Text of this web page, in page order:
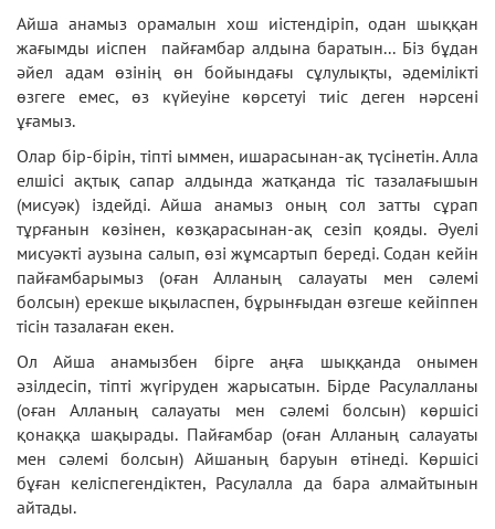
Айша анамыз орамалын хош иістендіріп, одан шыққан
жағымды иіспен пайғамбар алдына баратын... Біз бұдан
әйел адам өзінің өн бойындағы сұлулықты, әдемілікті
өзгеге емес, өз күйеуіне көрсетуі тиіс деген нәрсені
ұғамыз.
Олар бір-бірін, тіпті ыммен, ишарасынан-ақ түсінетін. Алла
елшісі ақтық сапар алдында жатқанда тіс тазалағышын
(мисуәк) іздейді. Айша анамыз оның сол затты сұрап
тұрғанын көзінен, көзқарасынан-ақ сезіп қояды. Әуелі
мисуәкті аузына салып, өзі жұмсартып береді. Содан кейін
пайғамбарымыз (оған Алланың салауаты мен сәлемі
болсын) ерекше ықыласпен, бұрынғыдан өзгеше кейіппен
тісін тазалаған екен.
Ол Айша анамызбен бірге аңға шыққанда онымен
әзілдесіп, тіпті жүгіруден жарысатын. Бірде Расулалланы
(оған Алланың салауаты мен сәлемі болсын) көршісі
қонаққа шақырады. Пайғамбар (оған Алланың салауаты
мен сәлемі болсын) Айшаның баруын өтінеді. Көршісі
бұған келіспегендіктен, Расулалла да бара алмайтынын
айтады.